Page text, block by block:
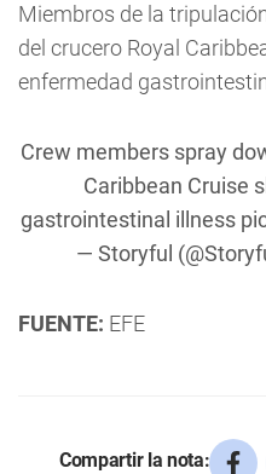
Miembros de la
del crucero Royal
enfermedad
Crew members spray
Caribbean Cruise
gastrointestinal illness
— Storyful
FUENTE: EFE
Compartir la nota: